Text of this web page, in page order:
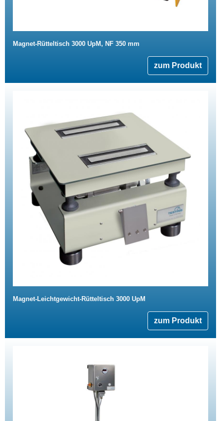
Magnet-Rütteltisch 3000 UpM, NF 350 mm
zum Produkt
Magnet-Leichtgewicht-Rütteltisch 3000 UpM
zum Produkt